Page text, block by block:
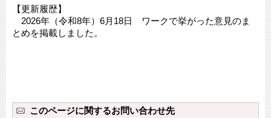
【更新履歴】
2026年（令和8年）6月18日 ワークで挙がった意見のま
とめを掲載しました。
このページに関するお問い合わせ先